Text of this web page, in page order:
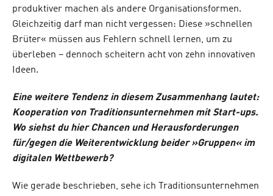
produktiver machen als andere Organisationsformen.
Gleichzeitig darf man nicht vergessen: Diese »schnellen
Brüter« müssen aus Fehlern schnell lernen, um zu
überleben – dennoch scheitern acht von zehn innovativen
Ideen.
Eine weitere Tendenz in diesem Zusammenhang lautet:
Kooperation von Traditionsunternehmen mit Start-ups.
Wo siehst du hier Chancen und Herausforderungen
für/gegen die Weiterentwicklung beider »Gruppen« im
digitalen Wettbewerb?
Wie gerade beschrieben, sehe ich Traditionsunternehmen